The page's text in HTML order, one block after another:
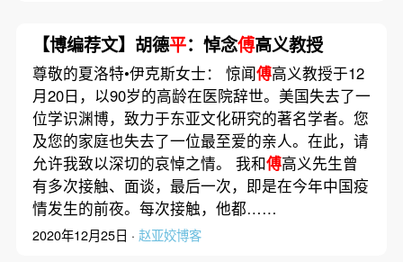
【博编荐文】胡德平：悼念傅高义教授
尊敬的夏洛特•伊克斯女士： 惊闻傅高义教授于12
月20日，以90岁的高龄在医院辞世。美国失去了一
位学识渊博，致力于东亚文化研究的著名学者。您
及您的家庭也失去了一位最至爱的亲人。在此，请
允许我致以深切的哀悼之情。 我和傅高义先生曾
有多次接触、面谈，最后一次，即是在今年中国疫
情发生的前夜。每次接触，他都……
2020年12月25日 · 赵亚姣博客